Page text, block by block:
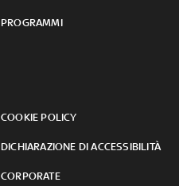
PROGRAMMI
COOKIE POLICY
DICHIARAZIONE DI ACCESSIBILITÀ
CORPORATE